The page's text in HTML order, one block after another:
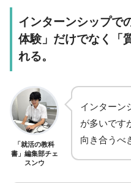
インターンシップで
体験」だけでなく「
れる。
「就活の教科
書」編集部チェ
スンウ
インターン
が多いです
向き合うべ